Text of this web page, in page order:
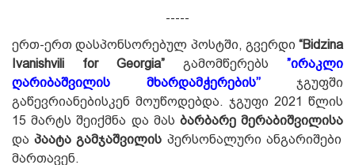
-----
ერთ-ერთ დასპონსორებულ პოსტში, გვერდი “Bidzina
Ivanishvili for Georgia” გამომწერებს ”ირაკლი
ღარიბაშვილის მხარდამჭერების’’ჯგუფში
გაწევრიანებისკენ მოუწოდებდა. ჯგუფი 2021 წლის
15 მარტს შეიქმნა და მას ბარბარე მერაბიშვილისა
დაპაატა გამჯაშვილის პერსონალური ანგარიშები
მართავენ.